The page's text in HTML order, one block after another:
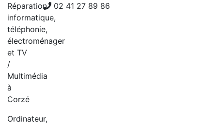
Réparation
informatique,
téléphonie,
électroménager
et TV
/
Multimédia
à
Corzé
02 41 27 89 86
Ordinateur,